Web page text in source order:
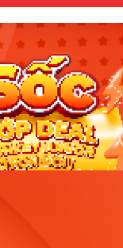
trải nghiệm
không?